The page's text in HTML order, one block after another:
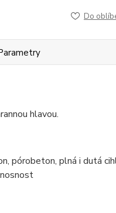
Do
hlavou.
pórobeton, plná i dutá